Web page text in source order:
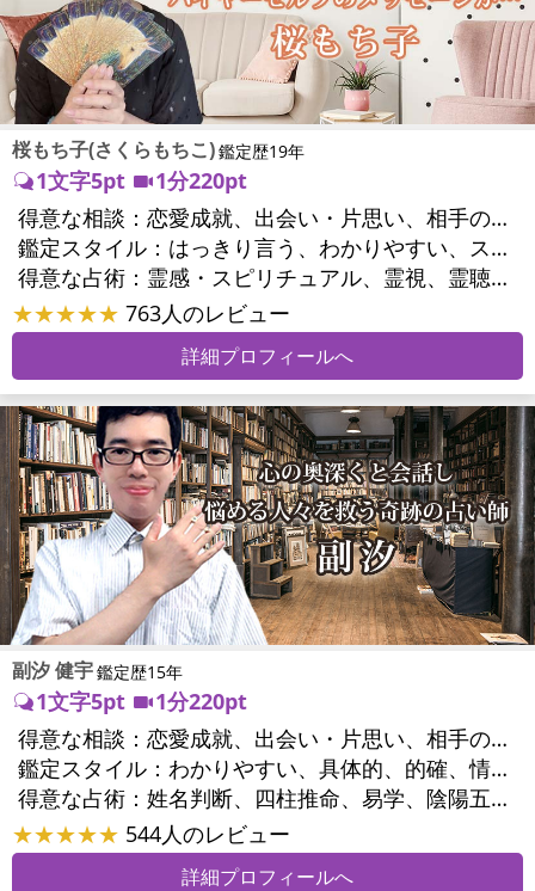
桜もち子(さくらもちこ)鑑定歴19年
1文字5pt
1分220pt
得意な相談：
恋愛成就、出会い・片思い、相手の気持ち、相性、縁結び、結婚、二人の今後、複雑な恋愛、三角関係、略奪愛、浮気、不倫、復活愛、復縁、同性愛・LGBT、人間関係、対人関係、仕事運、転職、人生全般、経営相談、ビジネスチャンス、ビジネスパートナー、家族関係、夫婦関係、家庭問題、心の問題、うつ、いじめ、人生相談、霊的問題、ご先祖様、守護霊様、魂の本質、パワーストーン選択、開運指導、金運、縁切り
鑑定スタイル：
はっきり言う、わかりやすい、スピード鑑定、具体的、的確、納得感、聞き上手、とても話しやすい、じっくり聞いてくれる、愛にあふれ温かい、勇気をくれる、前向き・元気になれる、実力派
得意な占術：
霊感・スピリチュアル、霊視、霊聴、未来予知、前世・来世、波動修正、エネルギー調整、ソウルメイト、チャクラ、チャネリング、タロット、オラクルカード、姓名判断、九星気学、四柱推命、カラー診断、夢診断、易学、陰陽五行、祈祷、祈願、縁結び、除霊、縁切り、パワーストーン、水晶、ヒーリング
★★★★★ 763人のレビュー
詳細プロフィールへ
副汐 健宇鑑定歴15年
1文字5pt
1分220pt
得意な相談：
恋愛成就、出会い・片思い、相手の気持ち、相性、結婚、二人の今後、人間関係、職場の人間関係、対人関係、仕事運、適職、天職、転職、進路、就職、人生全般、開業、夢、目標、ビジネスチャンス、ビジネスパートナー、家族関係、夫婦関係、家庭問題、夫婦問題、親族問題、精神問題、心の問題、うつ、トラウマ、ストレス、人生相談、ペットの気持ち、引越し・転居、開運指導、健康運、金運、ご近所問題
鑑定スタイル：
わかりやすい、具体的、的確、情報量が多い、聞き上手、とても話しやすい、じっくり聞いてくれる、深く濃厚、前向き・元気になれる
得意な占術：
姓名判断、四柱推命、易学、陰陽五行、手相、サイコロ
★★★★★ 544人のレビュー
詳細プロフィールへ